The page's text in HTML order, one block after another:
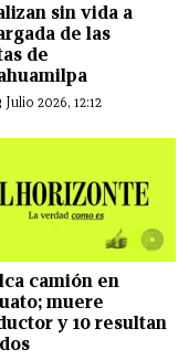
sin vida a
de las
de
Julio 2026, 12:12
camión en
muere
y 10 resultan